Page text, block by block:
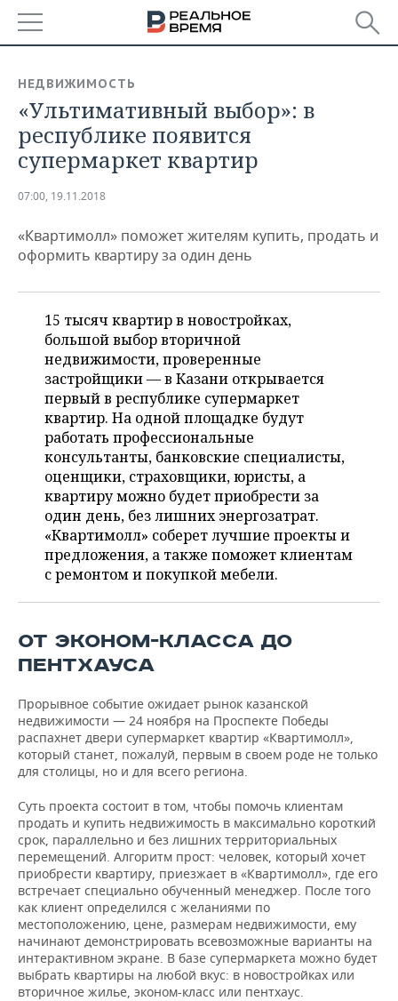
БАШКОРТОСТАН
ТАТАРСТАН
НОВОСТИ
АНАЛИТИКА
ДЕКЛАРАЦИИ О ДОХОДАХ
КОРОЛИ ГОСЗАКАЗА ПФО
КОМУ ПРИНАДЛЕЖАТ
ТОРГОВЫЕ ЦЕНТРЫ
ТАТАРСТАНА
НОВОСТИ ЭКОНОМИКИ
ФИНАНСЫ
БЮДЖЕТ
ИНВЕСТИЦИИ
ПРОМЫШЛЕННОСТЬ
НОВОСТИ
АГРОПРОМ
МАШИНОСТРОЕНИЕ
НЕФТЕХИМИЯ
НЕФТЬ
ОПК
ЭНЕРГЕТИКА
НЕДВИЖИМОСТЬ
НОВОСТИ АВТО
БИЗНЕС
НОВОСТИ БИЗНЕСА
РОЗНИЧНАЯ ТОРГОВЛЯ
ТРАНСПОРТ
УСЛУГИ
ТЕХНОЛОГИИ
НОВОСТИ ТЕХНОЛОГИЙ
МЕДИА
ТЕЛЕКОММУНИКАЦИИ
МЕРОПРИЯТИЯ
НОВОСТИ МЕРОПРИЯТИЙ
ВЫЕЗДНАЯ РЕДАКЦИЯ
БИЗНЕС-БРАНЧИ
ОТКРЫТАЯ ЛЕКЦИЯ
СПОРТ
НОВОСТИ СПОРТА
ФУТБОЛ
БАСКЕТБОЛ
ВОЛЕЙБОЛ
КИБЕРСПОРТ
ФИГУРНОЕ КАТАНИЕ
ВОДНЫЕ ВИДЫ СПОРТА
ХОККЕЙ С МЯЧОМ
ОБЩЕСТВО
НОВОСТИ ОБЩЕСТВА
ИНФРАСТРУКТУРА
ИСТОРИЯ
КУЛЬТУРА
МЕДИЦИНА
ОБРАЗОВАНИЕ
ПРОИСШЕСТВИЯ
ФОТОГАЛЕРЕЯ
СПРАВОЧНИК
СПИСОК ПЕРСОН
СПИСОК КОМПАНИЙ
НЕДВИЖИМОСТЬ
«Ультимативный выбор»: в
республике появится
супермаркет квартир
07:00, 19.11.2018
«Квартимолл» поможет жителям купить, продать и
оформить квартиру за один день
15 тысяч квартир в новостройках,
большой выбор вторичной
недвижимости, проверенные
застройщики — в Казани открывается
первый в республике супермаркет
квартир. На одной площадке будут
работать профессиональные
консультанты, банковские специалисты,
оценщики, страховщики, юристы, а
квартиру можно будет приобрести за
один день, без лишних энергозатрат.
«Квартимолл» соберет лучшие проекты и
предложения, а также поможет клиентам
с ремонтом и покупкой мебели.
ОТ ЭКОНОМ-КЛАССА ДО
ПЕНТХАУСА
Прорывное событие ожидает рынок казанской
недвижимости — 24 ноября на Проспекте Победы
распахнет двери супермаркет квартир «Квартимолл»,
который станет, пожалуй, первым в своем роде не только
для столицы, но и для всего региона.
Суть проекта состоит в том, чтобы помочь клиентам
продать и купить недвижимость в максимально короткий
срок, параллельно и без лишних территориальных
перемещений. Алгоритм прост: человек, который хочет
приобрести квартиру, приезжает в «Квартимолл», где его
встречает специально обученный менеджер. После того
как клиент определился с желаниями по
местоположению, цене, размерам недвижимости, ему
начинают демонстрировать всевозможные варианты на
интерактивном экране. В базе супермаркета можно будет
выбрать квартиры на любой вкус: в новостройках или
вторичное жилье, эконом-класс или пентхаус.